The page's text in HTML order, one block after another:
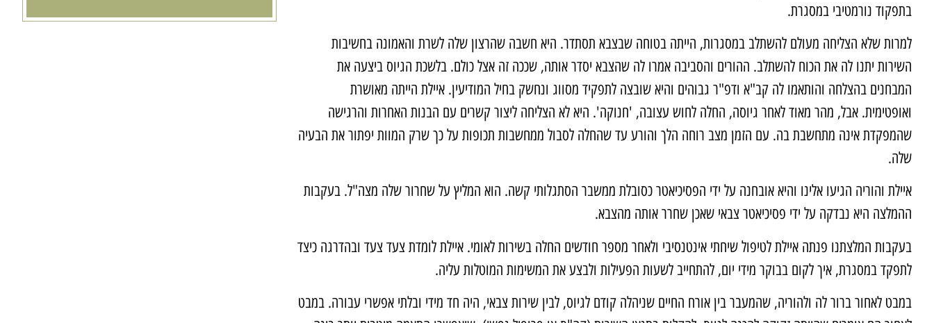
בתפקוד נורמטיבי במסגרת.
למרות שלא הצליחה מעולם להשתלב במסגרות, הייתה בטוחה שבצבא תסתדר. היא חשבה שהרצון שלה לשרת והאמונה בחשיבות
השירות יתנו לה את הכוח להשתלב. ההורים והסביבה אמרו לה שהצבא יסדר אותה, שככה זה אצל כולם. בלשכת הגיוס ביצעה את
המבחנים בהצלחה והותאמו לה קב"א ודפ"ר גבוהים והיא שובצה לתפקיד מסווג ונחשק בחיל המודיעין. איילת הייתה מאושרת
ואופטימית. אבל, מהר מאוד לאחר גיוסה, החלה לחוש עצובה, 'חנוקה'. היא לא הצליחה ליצור קשרים עם הבנות האחרות והרגישה
שהמפקדת אינה מתחשבת בה. עם הזמן מצב רוחה הלך והורע עד שהחלה לסבול ממחשבות תכופות על כך שרק המוות יפתור את הבעיה
שלה.
איילת והוריה הגיעו אלינו והיא אובחנה על ידי הפסיכיאטר כסובלת ממשבר הסתגלותי קשה. הוא המליץ על שחרור שלה מצה"ל. בעקבות
ההמלצה היא נבדקה על ידי פסיכיאטר צבאי שאכן שחרר אותה מהצבא.
בעקבות המלצתנו פנתה איילת לטיפול שיחתי אינטנסיבי ולאחר מספר חודשים החלה בשירות לאומי. איילת לומדת צעד צעד ובהדרגה כיצד
לתפקד במסגרת, איך לקום בבוקר מידי יום, להתחייב לשעות הפעילות ולבצע את המשימות המוטלות עליה.
במבט לאחור ברור לה ולהוריה, שהמעבר בין אורח החיים שניהלה קודם לגיוס, לבין שירות צבאי, היה חד מידי ובלתי אפשרי עבורה. במבט